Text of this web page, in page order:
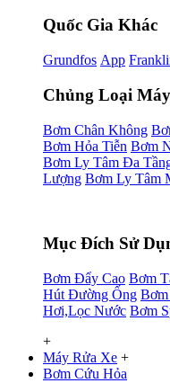
Quốc Gia Khác
Grundfos App
Chủng Loại
Bơm Chân Không
Bơm Hỏa Tiễn Bơm
Bơm Ly Tâm Đa
Lượng Bơm Ly Tâm
Mục Đích Sử
Bơm Đẩy Cao Bơm
Hút Đường Ống
Hơi,Lọc Nước Bơm
+
Máy Rửa Xe +
Bơm Cứu Hỏa